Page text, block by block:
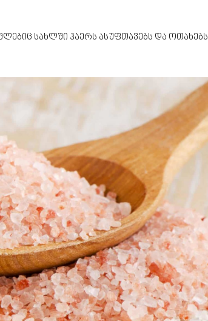
სახლში ჰაერს ასუფთავებს და ოთახებს